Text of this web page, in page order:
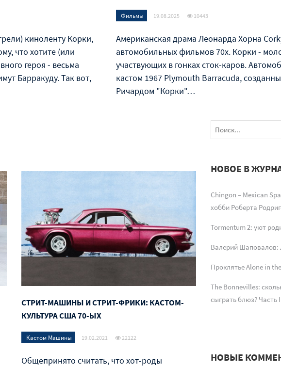
киноленту Корки,
что хотите (или
героя - весьма
Барракуду. Так вот,
Фильмы 19.08.2025 10443
Американская драма Леонарда Хорна
автомобильных фильмов 70х. Корки -
участвующих в гонках сток-каров.
кастом 1967 Plymouth Barracuda,
Ричардом "Корки"…
СТРИТ-МАШИНЫ И СТРИТ-ФРИКИ: КАСТОМ-
КУЛЬТУРА США 70-ЫХ
Кастом Машины 19.02.2021 22122
Общепринято считать, что хот-роды
НОВОЕ В
Chingon – Mexican
хобби Роберта
Tormentum 2: уют
Валерий
Проклятье Alone in
The Bonnevilles:
сыграть блюз? Часть I
НОВЫЕ